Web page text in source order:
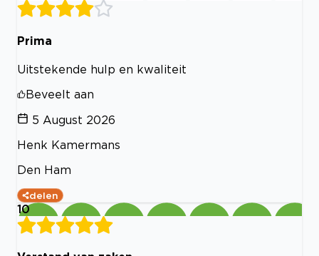
Prima
Uitstekende hulp en kwaliteit
Beveelt aan
5 August 2026
Henk Kamermans
Den Ham
delen
10